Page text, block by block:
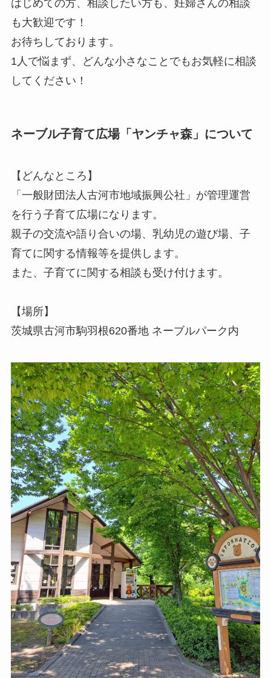
はじめての方、相談したい方も、妊婦さんの相談
も大歓迎です！
お待ちしております。
1人で悩まず、どんな小さなことでもお気軽に相談
してください！
ネーブル子育て広場「ヤンチャ森」について
【どんなところ】
「一般財団法人古河市地域振興公社」が管理運営
を行う子育て広場になります。
親子の交流や語り合いの場、乳幼児の遊び場、子
育てに関する情報等を提供します。
また、子育てに関する相談も受け付けます。
【場所】
茨城県古河市駒羽根620番地 ネーブルパーク内